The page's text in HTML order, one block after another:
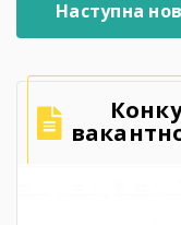
Наступна